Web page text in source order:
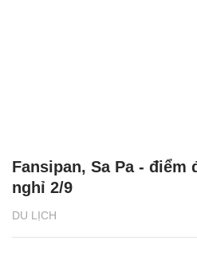
DU LỊCH
Fansipan, Sa Pa -
nghỉ 2/9